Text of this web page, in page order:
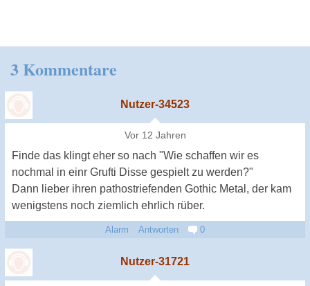
3 Kommentare
Nutzer-34523
Vor 12 Jahren
Finde das klingt eher so nach "Wie schaffen wir es
nochmal in einr Grufti Disse gespielt zu werden?"
Dann lieber ihren pathostriefenden Gothic Metal, der kam
wenigstens noch ziemlich ehrlich rüber.
Alarm Antworten 0
Nutzer-31721